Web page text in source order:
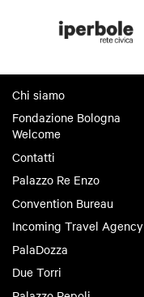
Chi siamo
Fondazione Bologna
Welcome
Contatti
Palazzo Re Enzo
Convention Bureau
Incoming Travel Agency
PalaDozza
Due Torri